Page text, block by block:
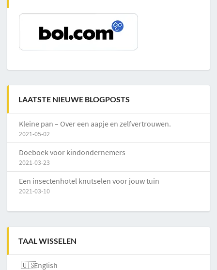
LAATSTE NIEUWE BLOGPOSTS
Kleine pan – Over een aapje en zelfvertrouwen.
2021-05-02
Doeboek voor kindondernemers
2021-03-23
Een insectenhotel knutselen voor jouw tuin
2021-03-10
TAAL WISSELEN
English